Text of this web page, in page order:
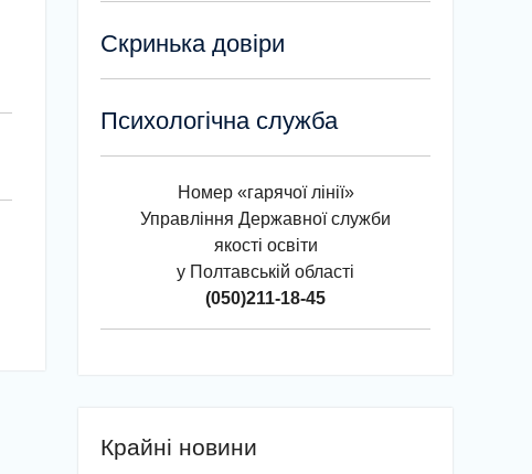
Скринька довіри
Психологічна служба
Номер «гарячої лінії»
Управління Державної служби
якості освіти
у Полтавській області
(050)211-18-45
Крайні новини